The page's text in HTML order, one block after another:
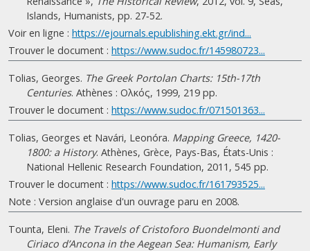
Islands, Humanists, pp. 27‑52.
Voir en ligne : https://ejournals.epublishing.ekt.gr/ind...
Trouver le document : https://www.sudoc.fr/145980723...
Tolias, Georges. The Greek Portolan Charts: 15th-17th
Centuries. Athènes : Ολκός, 1999, 219 pp.
Trouver le document : https://www.sudoc.fr/071501363...
Tolias, Georges et Navári, Leonóra. Mapping Greece, 1420-
1800: a History. Athènes, Grèce, Pays-Bas, États-Unis :
National Hellenic Research Foundation, 2011, 545 pp.
Trouver le document : https://www.sudoc.fr/161793525...
Note : Version anglaise d'un ouvrage paru en 2008.
Tounta, Eleni. The Travels of Cristoforo Buondelmonti and
Ciriaco d’Ancona in the Aegean Sea: Humanism, Early